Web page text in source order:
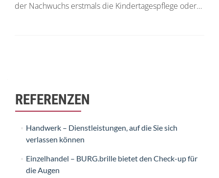
der Nachwuchs erstmals die Kindertagespflege oder…
REFERENZEN
Handwerk – Dienstleistungen, auf die Sie sich
verlassen können
Einzelhandel – BURG.brille bietet den Check-up für
die Augen